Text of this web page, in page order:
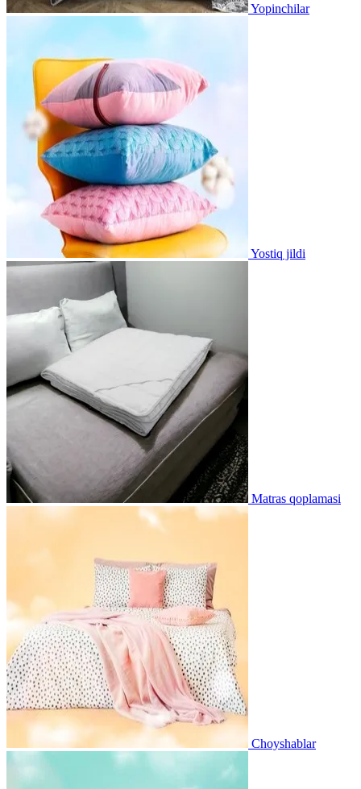
Yopinchilar
Yostiq jildi
Matras qoplamasi
Choyshablar